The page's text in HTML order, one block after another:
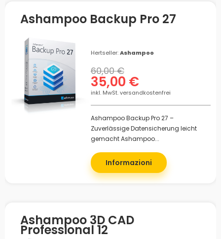
Ashampoo Backup Pro 27
Hertseller:Ashampoo
35,00 €
60,00 €
inkl. MwSt. versandkostenfrei
Ashampoo Backup Pro 27 –
Zuverlässige Datensicherung leicht
gemacht Ashampoo...
Informazioni
Ashampoo 3D CAD
Professional 12